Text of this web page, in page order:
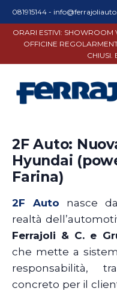
081915144 -
ORARI ESTIVI: SHOWROOM
OFFICINE
CHIUSI.
2F Auto:
Hyundai
Farina)
2F Auto nasce
realtà
Ferrajoli & C. e
che mette a
responsabilità,
concreto per il